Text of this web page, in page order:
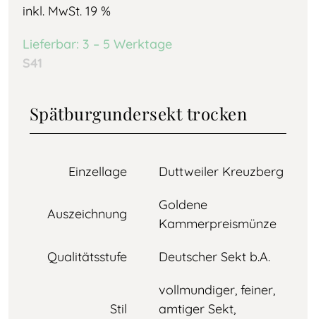
inkl. MwSt. 19 %
Lieferbar: 3 – 5 Werktage
S41
Spätburgundersekt trocken
Einzellage Duttweiler Kreuzberg
Auszeichnung
Goldene
Kammerpreismünze
Qualitätsstufe Deutscher Sekt b.A.
Stil
vollmundiger, feiner,
amtiger Sekt,